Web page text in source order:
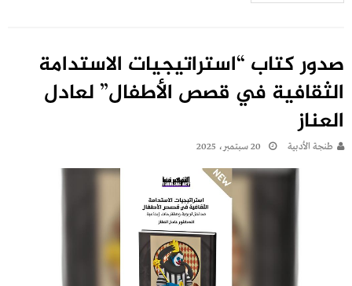
صدور كتاب “استراتيجيات الاستدامة
الثقافية في قصص الأطفال” لعادل
العناز
طنجة الأدبية 20 سبتمبر، 2025